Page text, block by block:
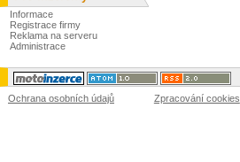
Informace
Registrace firmy
Reklama na serveru
Administrace
Ochrana osobních údajů Zpracování cookies